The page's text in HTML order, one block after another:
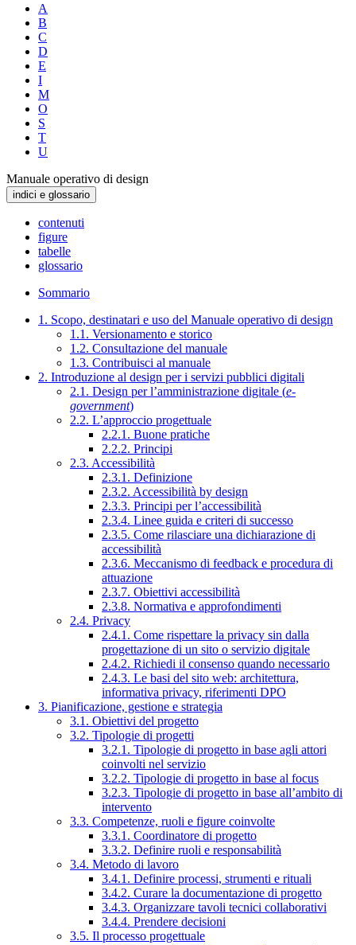
A
B
C
D
E
I
M
O
S
T
U
Manuale operativo di design
indici e glossario
contenuti
figure
tabelle
glossario
Sommario
1. Scopo, destinatari e uso del Manuale operativo di design
1.1. Versionamento e storico
1.2. Consultazione del manuale
1.3. Contribuisci al manuale
2. Introduzione al design per i servizi pubblici digitali
2.1. Design per l’amministrazione digitale (e-
government)
2.2. L’approccio progettuale
2.2.1. Buone pratiche
2.2.2. Principi
2.3. Accessibilità
2.3.1. Definizione
2.3.2. Accessibilità by design
2.3.3. Principi per l’accessibilità
2.3.4. Linee guida e criteri di successo
2.3.5. Come rilasciare una dichiarazione di
accessibilità
2.3.6. Meccanismo di feedback e procedura di
attuazione
2.3.7. Obiettivi accessibilità
2.3.8. Normativa e approfondimenti
2.4. Privacy
2.4.1. Come rispettare la privacy sin dalla
progettazione di un sito o servizio digitale
2.4.2. Richiedi il consenso quando necessario
2.4.3. Le basi del sito web: architettura,
informativa privacy, riferimenti DPO
3. Pianificazione, gestione e strategia
3.1. Obiettivi del progetto
3.2. Tipologie di progetti
3.2.1. Tipologie di progetto in base agli attori
coinvolti nel servizio
3.2.2. Tipologie di progetto in base al focus
3.2.3. Tipologie di progetto in base all’ambito di
intervento
3.3. Competenze, ruoli e figure coinvolte
3.3.1. Coordinatore di progetto
3.3.2. Definire ruoli e responsabilità
3.4. Metodo di lavoro
3.4.1. Definire processi, strumenti e rituali
3.4.2. Curare la documentazione di progetto
3.4.3. Organizzare tavoli tecnici collaborativi
3.4.4. Prendere decisioni
3.5. Il processo progettuale